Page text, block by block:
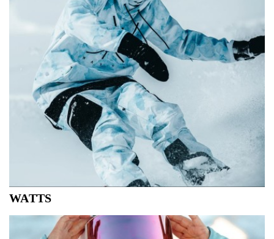
cultuur, een verlangen naar vrijheid, een gemoedstoestand
van boardliefhebbers die, ongeacht de sport of het
WATTS